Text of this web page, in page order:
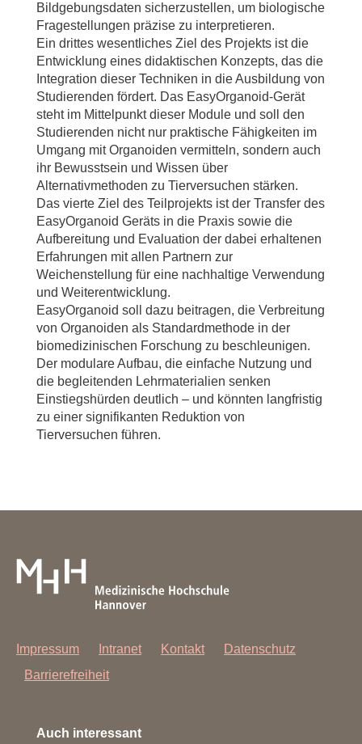
Bildgebungsdaten sicherzustellen, um biologische
Fragestellungen präzise zu interpretieren.
Ein drittes wesentliches Ziel des Projekts ist die
Entwicklung eines didaktischen Konzepts, das die
Integration dieser Techniken in die Ausbildung von
Studierenden fördert. Das EasyOrganoid-Gerät
steht im Mittelpunkt dieser Module und soll den
Studierenden nicht nur praktische Fähigkeiten im
Umgang mit Organoiden vermitteln, sondern auch
ihr Bewusstsein und Wissen über
Alternativmethoden zu Tierversuchen stärken.
Das vierte Ziel des Teilprojekts ist der Transfer des
EasyOrganoid Geräts in die Praxis sowie die
Aufbereitung und Evaluation der dabei erhaltenen
Erfahrungen mit allen Partnern zur
Weichenstellung für eine nachhaltige Verwendung
und Weiterentwicklung.
EasyOrganoid soll dazu beitragen, die Verbreitung
von Organoiden als Standardmethode in der
biomedizinischen Forschung zu beschleunigen.
Der modulare Aufbau, die einfache Nutzung und
die begleitenden Lehrmaterialien senken
Einstiegshürden deutlich – und könnten langfristig
zu einer signifikanten Reduktion von
Tierversuchen führen.
Impressum Intranet Kontakt
Datenschutz
Barrierefreiheit
Auch interessant